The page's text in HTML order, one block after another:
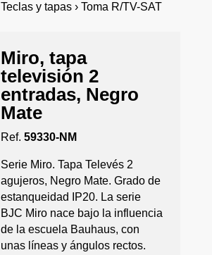
Teclas y tapas › Toma R/TV-SAT
Miro, tapa
televisión 2
entradas, Negro
Mate
Ref.59330-NM
Serie Miro. Tapa Televés 2
agujeros, Negro Mate. Grado de
estanqueidad IP20. La serie
BJC Miro nace bajo la influencia
de la escuela Bauhaus, con
unas líneas y ángulos rectos.